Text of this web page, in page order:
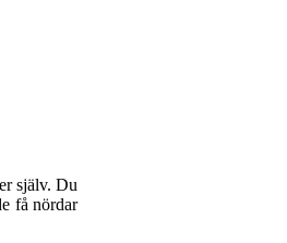
själv. Du
få nördar